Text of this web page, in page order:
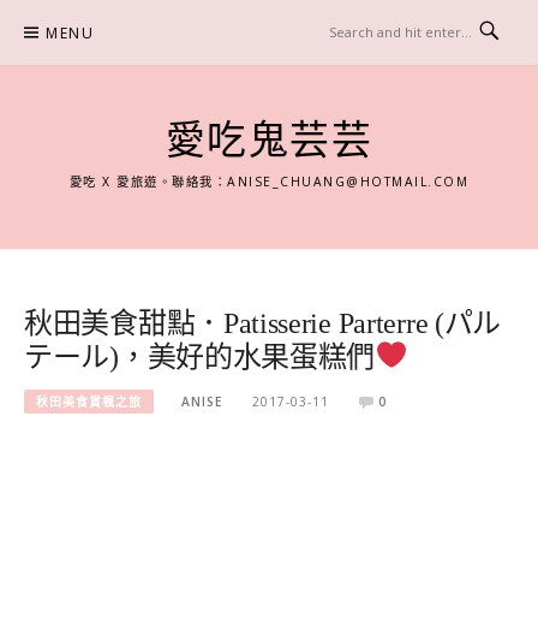
content
MENU
愛吃鬼芸芸
愛吃 X 愛旅遊。聯絡我：ANISE_CHUANG@HOTMAIL.COM
秋田美食甜點．Patisserie Parterre (パル
テール)，美好的水果蛋糕們
秋田美食賞楓之旅 ANISE 2017-03-11 0